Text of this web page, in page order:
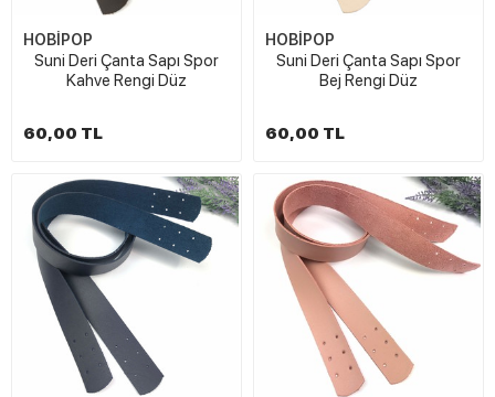
HOBİPOP
Suni Deri Çanta Sapı Spor
Kahve Rengi Düz
60,00 TL
HOBİPOP
Suni Deri Çanta Sapı Spor
Bej Rengi Düz
60,00 TL